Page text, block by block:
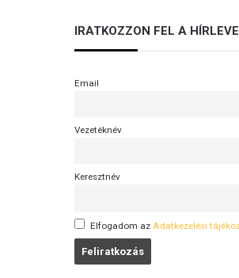
IRATKOZZON FEL A
Email
Vezetéknév
Keresztnév
Elfogadom az Adatkezelési